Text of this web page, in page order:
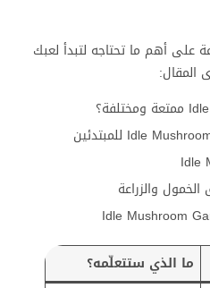
على أهم ما تحتاجه لتبدأ لعبك
المقال:
والزراعة
ما الذي ستتعلّمه؟